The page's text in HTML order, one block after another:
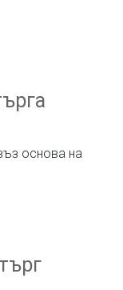
основа на